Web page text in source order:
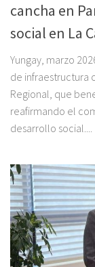
cancha en
social en La
Yungay, marzo
de infraestructura
Regional, que
reafirmando el
desarrollo social....